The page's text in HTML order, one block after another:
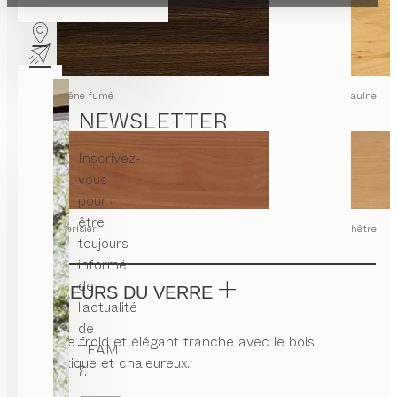
NEWSLETTER
Inscrivez-
vous
pour
être
toujours
informé
de
l’actualité
de
TEAM
7.
chêne fumé aulne
merisier hêtre
COULEURS DU VERRE
Le verre froid et élégant tranche avec le bois
authentique et chaleureux.